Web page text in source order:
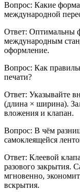
Вопрос: Какие
международной
Ответ: Оптимальны
международным
оформление.
Вопрос: Как
печати?
Ответ: Указывайте
(длина × ширина).
вложения и клапан.
Вопрос: В чём
самоклеящейся
Ответ: Клеевой
разового закрытия.
мгновенно,
вскрытия.